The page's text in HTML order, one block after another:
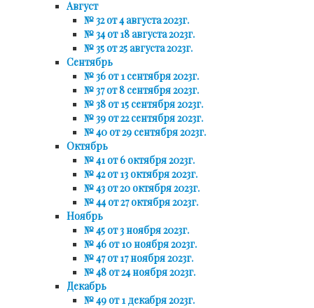
Август
№ 32 от 4 августа 2023г.
№ 34 от 18 августа 2023г.
№ 35 от 25 августа 2023г.
Сентябрь
№ 36 от 1 сентября 2023г.
№ 37 от 8 сентября 2023г.
№ 38 от 15 сентября 2023г.
№ 39 от 22 сентября 2023г.
№ 40 от 29 сентября 2023г.
Октябрь
№ 41 от 6 октября 2023г.
№ 42 от 13 октября 2023г.
№ 43 от 20 октября 2023г.
№ 44 от 27 октября 2023г.
Ноябрь
№ 45 от 3 ноября 2023г.
№ 46 от 10 ноября 2023г.
№ 47 от 17 ноября 2023г.
№ 48 от 24 ноября 2023г.
Декабрь
№ 49 от 1 декабря 2023г.